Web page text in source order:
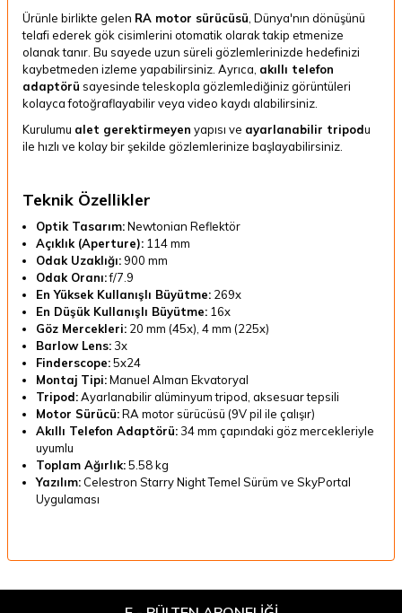
Ürünle birlikte gelen RA motor sürücüsü , Dünya'nın dönüşünü
telafi ederek gök cisimlerini otomatik olarak takip etmenize
olanak tanır. Bu sayede uzun süreli gözlemlerinizde hedefinizi
kaybetmeden izleme yapabilirsiniz. Ayrıca, akıllı telefon
adaptörü sayesinde teleskopla gözlemlediğiniz görüntüleri
kolayca fotoğraflayabilir veya video kaydı alabilirsiniz.
Kurulumu alet gerektirmeyen yapısı ve ayarlanabilir tripodu
ile hızlı ve kolay bir şekilde gözlemlerinize başlayabilirsiniz.
Teknik Özellikler
Optik Tasarım:Newtonian Reflektör
Açıklık (Aperture): 114 mm
Odak Uzaklığı: 900 mm
Odak Oranı:f/7.9
En Yüksek Kullanışlı Büyütme: 269x
En Düşük Kullanışlı Büyütme: 16x
Göz Mercekleri: 20 mm (45x), 4 mm (225x)
Barlow Lens: 3x
Finderscope:5x24
Montaj Tipi:Manuel Alman Ekvatoryal
Tripod:Ayarlanabilir alüminyum tripod, aksesuar tepsili
Motor Sürücü:RA motor sürücüsü (9V pil ile çalışır)
Akıllı Telefon Adaptörü: 34 mm çapındaki göz mercekleriyle
uyumlu
Toplam Ağırlık:5.58 kg
Yazılım: Celestron Starry Night Temel Sürüm ve SkyPortal
Uygulaması